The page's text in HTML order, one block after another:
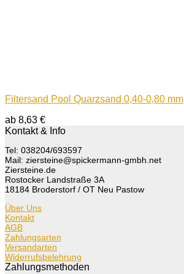
Filtersand Pool Quarzsand 0,40-0,80 mm
ab 8,63 €
Kontakt & Info
Tel: 038204/693597
Mail: ziersteine@spickermann-gmbh.net
Ziersteine.de
Rostocker Landstraße 3A
18184 Broderstorf / OT Neu Pastow
Über Uns
Kontakt
AGB
Zahlungsarten
Versandarten
Widerrufsbelehrung
Zahlungsmethoden